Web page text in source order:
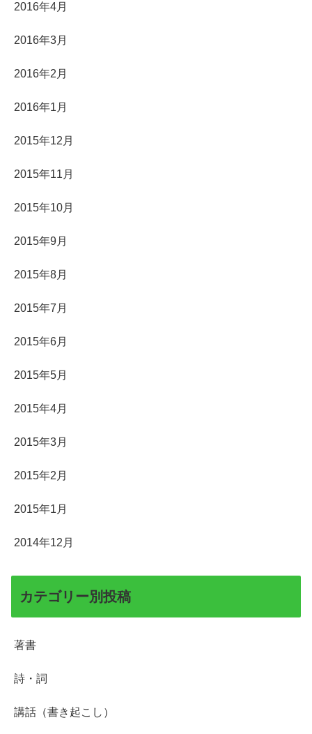
2016年4月
2016年3月
2016年2月
2016年1月
2015年12月
2015年11月
2015年10月
2015年9月
2015年8月
2015年7月
2015年6月
2015年5月
2015年4月
2015年3月
2015年2月
2015年1月
2014年12月
カテゴリー別投稿
著書
詩・詞
講話（書き起こし）